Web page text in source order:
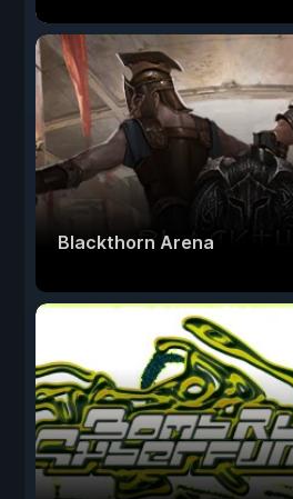
Blackthorn Arena